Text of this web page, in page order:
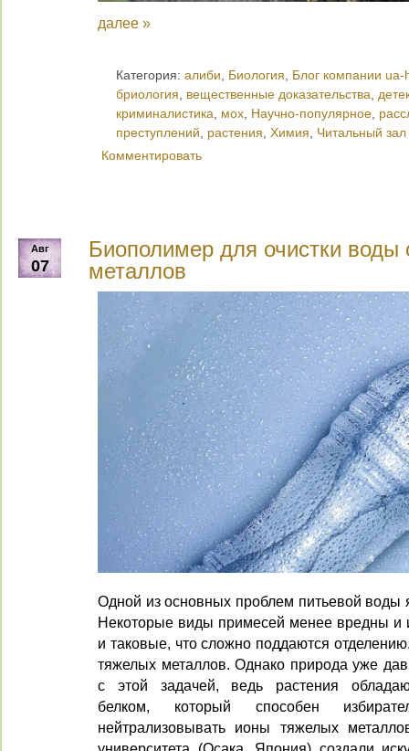
далее »
Категория: алиби, Биология, Блог компании
бриология, вещественные доказательства,
криминалистика, мох, Научно-популярное,
преступлений, растения, Химия, Читальный зал
Комментировать
Авг
07
Биополимер для очистки воды
металлов
Одной из основных проблем питьевой воды
Некоторые виды примесей менее вредны и
и таковые, что сложно поддаются
тяжелых металлов. Однако природа уже
с этой задачей, ведь растения
белком, который способен
нейтрализовывать ионы тяжелых